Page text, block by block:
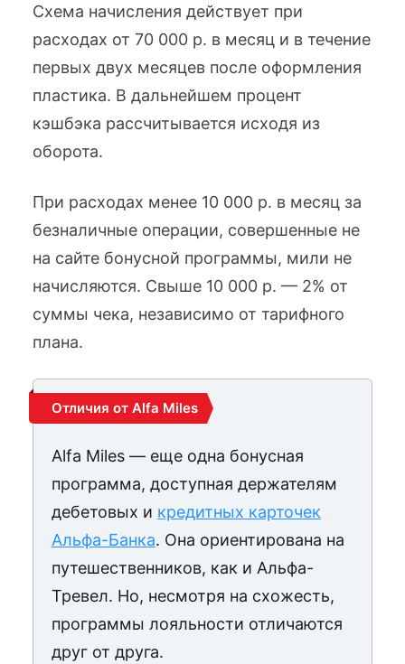
Схема начисления действует при
расходах от 70 000 р. в месяц и в течение
первых двух месяцев после оформления
пластика. В дальнейшем процент
кэшбэка рассчитывается исходя из
оборота.
При расходах менее 10 000 р. в месяц за
безналичные операции, совершенные не
на сайте бонусной программы, мили не
начисляются. Свыше 10 000 р. — 2% от
суммы чека, независимо от тарифного
плана.
Отличия от Alfa Miles
Alfa Miles — еще одна бонусная
программа, доступная держателям
дебетовых и кредитных карточек
Альфа-Банка. Она ориентирована на
путешественников, как и Альфа-
Тревел. Но, несмотря на схожесть,
программы лояльности отличаются
друг от друга.